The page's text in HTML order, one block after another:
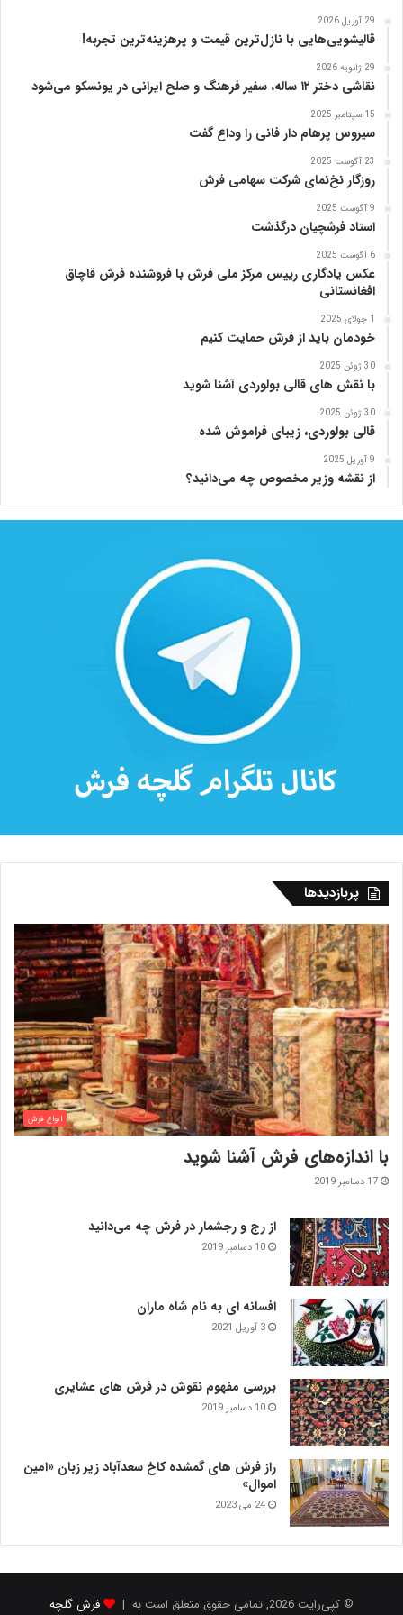
29 آوریل 2026
قالیشویی‌هایی با نازل‌ترین قیمت و پرهزینه‌ترین تجربه!
29 ژانویه 2026
نقاشی دختر ۱۲ ساله، سفیر فرهنگ و صلح ایرانی در یونسکو می‌شود
15 سپتامبر 2025
سیروس پرهام دار فانی را وداع گفت
23 آگوست 2025
روزگار نخ‌نمای شرکت سهامی فرش
9 آگوست 2025
استاد فرشچیان درگذشت
6 آگوست 2025
عکس یادگاری رییس مرکز ملی فرش با فروشنده فرش قاچاق
افغانستانی
1 جولای 2025
خودمان باید از فرش حمایت کنیم
30 ژوئن 2025
با نقش های قالی بولوردی آشنا شوید
30 ژوئن 2025
قالی بولوردی، زیبای فراموش شده
9 آوریل 2025
از نقشه وزیر مخصوص چه می‌دانید؟
پربازدیدها
انواع فرش
با اندازه‌‌های فرش آشنا شوید
17 دسامبر 2019
از رج و رجشمار در فرش چه می‌دانید
10 دسامبر 2019
افسانه ای به نام شاه ماران
3 آوریل 2021
بررسی مفهوم نقوش در فرش‌ های عشایری
10 دسامبر 2019
راز فرش های گمشده کاخ سعدآباد زیر زبان «امین
اموال»
24 می 2023
© کپی‌رایت 2026, تمامی حقوق متعلق است به | فرش گلچه